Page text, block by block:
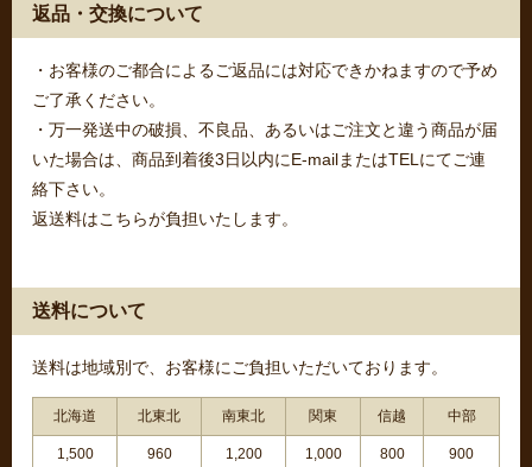
返品・交換について
・お客様のご都合によるご返品には対応できかねますので予め
ご了承ください。
・万一発送中の破損、不良品、あるいはご注文と違う商品が届
いた場合は、商品到着後3日以内にE-mailまたはTELにてご連
絡下さい。
返送料はこちらが負担いたします。
送料について
送料は地域別で、お客様にご負担いただいております。
北海道 北東北 南東北 関東 信越 中部
1,500 960 1,200 1,000 800 900